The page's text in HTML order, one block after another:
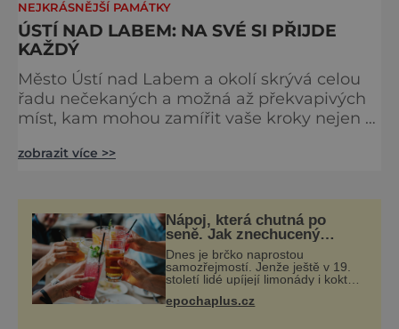
NEJKRÁSNĚJŠÍ PAMÁTKY
ÚSTÍ NAD LABEM: NA SVÉ SI PŘIJDE
KAŽDÝ
Město Ústí nad Labem a okolí skrývá celou
řadu nečekaných a možná až překvapivých
míst, kam mohou zamířit vaše kroky nejen o
krajiny Českého středohoří, kterou si
lákadel pro zvídavé oči každého návštěvníka.
Pojďme se podívat, čím lze naplnit například
týden na Ústecku! Přiná
zobrazit více >>
Nápoj, která chutná po
seně. Jak znechucený
Američan vymyslel brčko
Dnes je brčko naprostou
samozřejmostí. Jenže ještě v 19.
století lidé upíjejí limonády i koktejly
Fungují sice dobře, mají ale jednu
epochaplus.cz